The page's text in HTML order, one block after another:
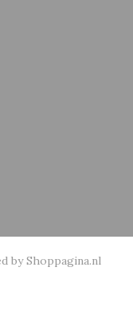
by Shoppagina.nl